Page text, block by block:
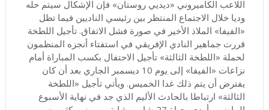
اللاعب الكاميروني «ديديي روستان» فإن الإشكال سيتم حله
وديا خلال الاجتماع المنتظر بين رئيسي الناديين فيما تظل
«الفيفا» الملاذ الأخير في صورة فشل الاتفاق. تأجيل اللطخة
قررت جماهير النادي الإفريقي في استفتاء أنجزه المنظمون
لحملة «اللطخة الثالثة» تأجيل الاحتفال بكسب المباراة أمام
نزاعات «الفيفا» إلى يوم 10 ديسمبر الجاري بعد أن كان
يفترض أن يتم ذلك غدا الخميس. ويأتي تأجيل «اللطخة
الثالثة» ارتباطا بالحادث الأليم الذي جد في نهاية الأسبوع